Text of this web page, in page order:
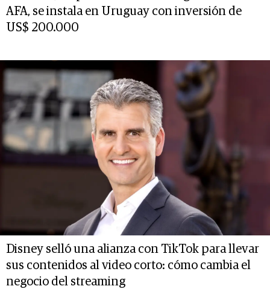
AFA, se instala en Uruguay con inversión de
US$ 200.000
Disney selló una alianza con TikTok para llevar
sus contenidos al video corto: cómo cambia el
negocio del streaming